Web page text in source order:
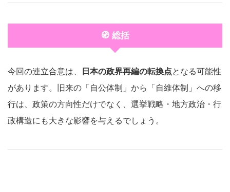
🧭 総括
今回の連立合意は、 日本の政界再編の転換点となる可能性
があります。旧来の「自公体制」から「自維体制」への移
行は、政策の方向性だけでなく、選挙戦略・地方政治・行
政構造にも大きな影響を与えるでしょう。